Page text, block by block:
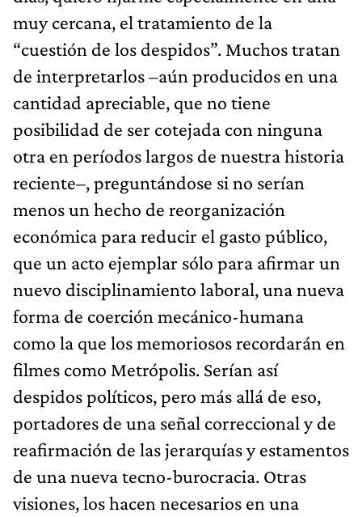
muy cercana, el tratamiento de la
“cuestión de los despidos”. Muchos tratan
de interpretarlos –aún producidos en una
cantidad apreciable, que no tiene
posibilidad de ser cotejada con ninguna
otra en períodos largos de nuestra historia
reciente–, preguntándose si no serían
menos un hecho de reorganización
económica para reducir el gasto público,
que un acto ejemplar sólo para afirmar un
nuevo disciplinamiento laboral, una nueva
forma de coerción mecánico-humana
como la que los memoriosos recordarán en
filmes como Metrópolis. Serían así
despidos políticos, pero más allá de eso,
portadores de una señal correccional y de
reafirmación de las jerarquías y estamentos
de una nueva tecno-burocracia. Otras
visiones, los hacen necesarios en una